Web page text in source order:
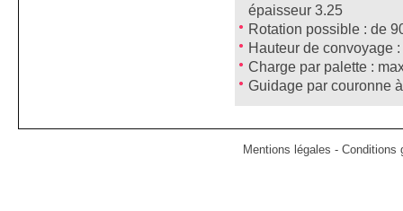
épaisseur 3.25
Rotation possible : de
Hauteur de convoyage
Charge par palette :
Guidage par couronne
Mentions légales - Conditions